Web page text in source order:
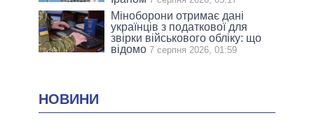
Міноборони отримає дані
українців з податкової для
звірки військового обліку: що
відомо 7 серпня 2026, 01:59
НОВИНИ